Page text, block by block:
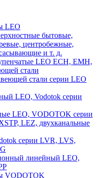
LEO
бытовые,
центробежные,
и т. д.
LEO ECH, EMH,
стали
стали серии LEO
LEO, Vodotok серии
LEO, VODOTOK серии
LEZ, двухканальные
серии LVR, LVS,
линейный LEO,
VODOTOK